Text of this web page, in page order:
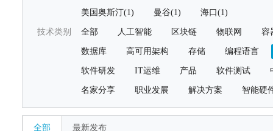
美国奥斯汀(1) 曼谷(1) 海口(1)
技术类别 全部 人工智能 区块链 物联网 容
数据库 高可用架构 存储 编程语言
软件研发 IT运维 产品 软件测试
名家分享 职业发展 解决方案 智能硬
全部 最新发布